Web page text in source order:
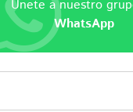
Únete a nuestro
WhatsApp